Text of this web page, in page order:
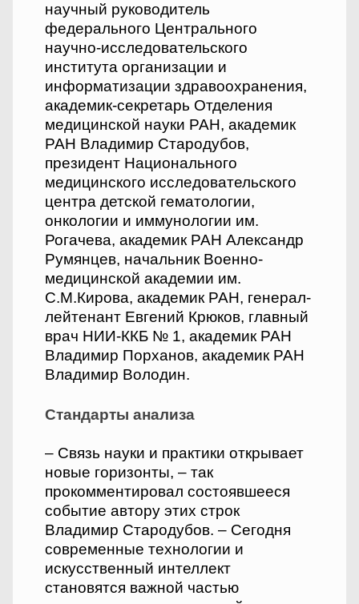
научный руководитель
федерального Центрального
научно-исследовательского
института организации и
информатизации здравоохранения,
академик-секретарь Отделения
медицинской науки РАН, академик
РАН Владимир Стародубов,
президент Национального
медицинского исследовательского
центра детской гематологии,
онкологии и иммунологии им.
Рогачева, академик РАН Александр
Румянцев, начальник Военно-
медицинской академии им.
С.М.Кирова, академик РАН, генерал-
лейтенант Евгений Крюков, главный
врач НИИ-ККБ № 1, академик РАН
Владимир Порханов, академик РАН
Владимир Володин.
Стандарты анализа
– Связь науки и практики открывает
новые горизонты, – так
прокомментировал состоявшееся
событие автору этих строк
Владимир Стародубов. – Сегодня
современные технологии и
искусственный интеллект
становятся важной частью